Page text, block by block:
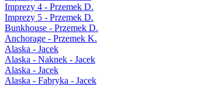
Imprezy 4 - Przemek D.
Imprezy 5 - Przemek D.
Bunkhouse - Przemek D.
Anchorage - Przemek K.
Alaska - Jacek
Alaska - Naknek - Jacek
Alaska - Jacek
Alaska - Fabryka - Jacek